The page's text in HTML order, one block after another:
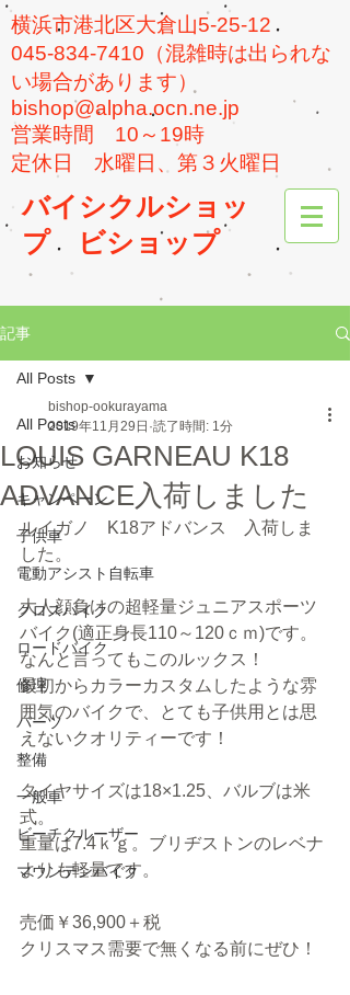
横浜市港北区大倉山5-25-12
045-834-7410（混雑時は出られな
い場合があります）
bishop@alpha.ocn.ne.jp
​営業時間 10～19時
​定休日 水曜日、第３火曜日
バイシクルショッ
プ
ビショップ
記事
All Posts
お知らせ
キャンペーン
子供車
電動アシスト自転車
クロスバイク
ロードバイク
修理
パーツ
整備
一般車
ビーチクルーザー
マウンテンバイク
All Posts
LOUIS GARNEAU K18
ADVANCE入荷しました
bishop-ookurayama
2019年11月29日 読了時間: 1分
ルイガノ　K18アドバンス　入荷しま
した。
大人顔負けの超軽量ジュニアスポーツ
バイク(適正身長110～120ｃｍ)です。
なんと言ってもこのルックス！
最初からカラーカスタムしたような雰
囲気のバイクで、とても子供用とは思
えないクオリティーです！
タイヤサイズは18×1.25、バルブは米
式。
重量は7.4ｋｇ。ブリヂストンのレベナ
よりも軽量です。
売価￥36,900＋税
クリスマス需要で無くなる前にぜひ！